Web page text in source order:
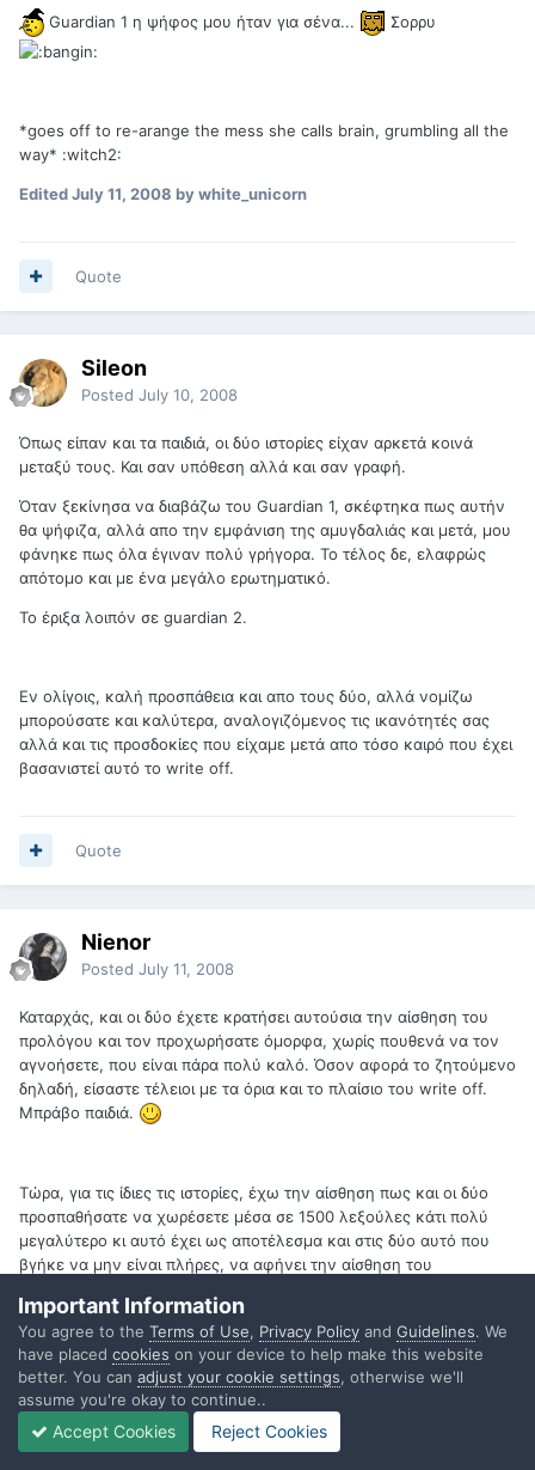
Guardian 1 η ψήφος μου ήταν για σένα... Σορρυ
*goes off to re-arange the mess she calls brain, grumbling all the
way* :witch2:
EditedJuly 11, 2008 by white_unicorn
Quote
Sileon
Posted July 10, 2008
Όπως είπαν και τα παιδιά, οι δύο ιστορίες είχαν αρκετά κοινά
μεταξύ τους. Και σαν υπόθεση αλλά και σαν γραφή.
Όταν ξεκίνησα να διαβάζω του Guardian 1, σκέφτηκα πως αυτήν
θα ψήφιζα, αλλά απο την εμφάνιση της αμυγδαλιάς και μετά, μου
φάνηκε πως όλα έγιναν πολύ γρήγορα. Το τέλος δε, ελαφρώς
απότομο και με ένα μεγάλο ερωτηματικό.
Το έριξα λοιπόν σε guardian 2.
Εν ολίγοις, καλή προσπάθεια και απο τους δύο, αλλά νομίζω
μπορούσατε και καλύτερα, αναλογιζόμενος τις ικανότητές σας
αλλά και τις προσδοκίες που είχαμε μετά απο τόσο καιρό που έχει
βασανιστεί αυτό το write off.
Quote
Nienor
Posted July 11, 2008
Καταρχάς, και οι δύο έχετε κρατήσει αυτούσια την αίσθηση του
προλόγου και τον προχωρήσατε όμορφα, χωρίς πουθενά να τον
αγνοήσετε, που είναι πάρα πολύ καλό. Όσον αφορά το ζητούμενο
δηλαδή, είσαστε τέλειοι με τα όρια και το πλαίσιο του write off.
Μπράβο παιδιά.
Τώρα, για τις ίδιες τις ιστορίες, έχω την αίσθηση πως και οι δύο
προσπαθήσατε να χωρέσετε μέσα σε 1500 λεξούλες κάτι πολύ
μεγαλύτερο κι αυτό έχει ως αποτέλεσμα και στις δύο αυτό που
βγήκε να μην είναι πλήρες, να αφήνει την αίσθηση του
ιστορία του Guardian 1.
Εγώ πάλι που έχω διαβάσει αυτό που λέμε RPGάδικη λογοτεχνία
δε βρίσκω την ομοιότητα που περιγράφει ο Ντίνος επάνω. Όμως
μπορώ να τις δω σαν την περιγραφή ορισμένων στιγμιότυπων από
Important Information
You agree to the Terms of Use, Privacy Policy and Guidelines. We
have placed cookies on your device to help make this website
better. You can adjust your cookie settings, otherwise we'll
assume you're okay to continue..
Accept Cookies Reject Cookies